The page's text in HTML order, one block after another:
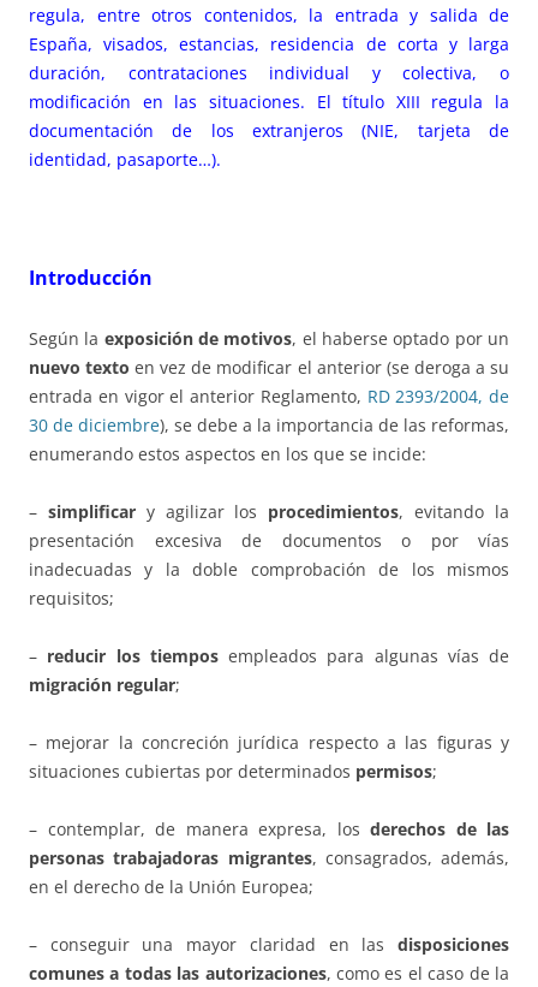
regula, entre otros contenidos, la entrada y salida de
España, visados, estancias, residencia de corta y larga
duración, contrataciones individual y colectiva, o
modificación en las situaciones. El título XIII regula la
documentación de los extranjeros (NIE, tarjeta de
identidad, pasaporte…).
Introducción
Según la exposición de motivos, el haberse optado por un
nuevo texto en vez de modificar el anterior (se deroga a su
entrada en vigor el anterior Reglamento, RD 2393/2004, de
30 de diciembre), se debe a la importancia de las reformas,
enumerando estos aspectos en los que se incide:
– simplificary agilizar los procedimientos, evitando la
presentación excesiva de documentos o por vías
inadecuadas y la doble comprobación de los mismos
requisitos;
– reducir los tiemposempleados para algunas vías de
migración regular;
– mejorar la concreción jurídica respecto a las figuras y
situaciones cubiertas por determinados permisos;
– contemplar, de manera expresa, los derechos de las
personas trabajadoras migrantes, consagrados, además,
en el derecho de la Unión Europea;
– conseguir una mayor claridad en las disposiciones
comunes a todas las autorizaciones, como es el caso de la